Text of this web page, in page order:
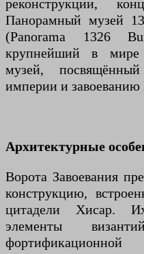
реконструкции,
Панорамный музей
(Panorama 1326
крупнейший в мире
музей,
империи и завоеванию
Архитектурные
Ворота Завоевания
конструкцию,
цитадели Хисар.
элементы